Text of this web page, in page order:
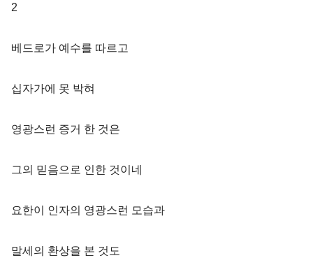
2
베드로가 예수를 따르고
십자가에 못 박혀
영광스런 증거 한 것은
그의 믿음으로 인한 것이네
요한이 인자의 영광스런 모습과
말세의 환상을 본 것도